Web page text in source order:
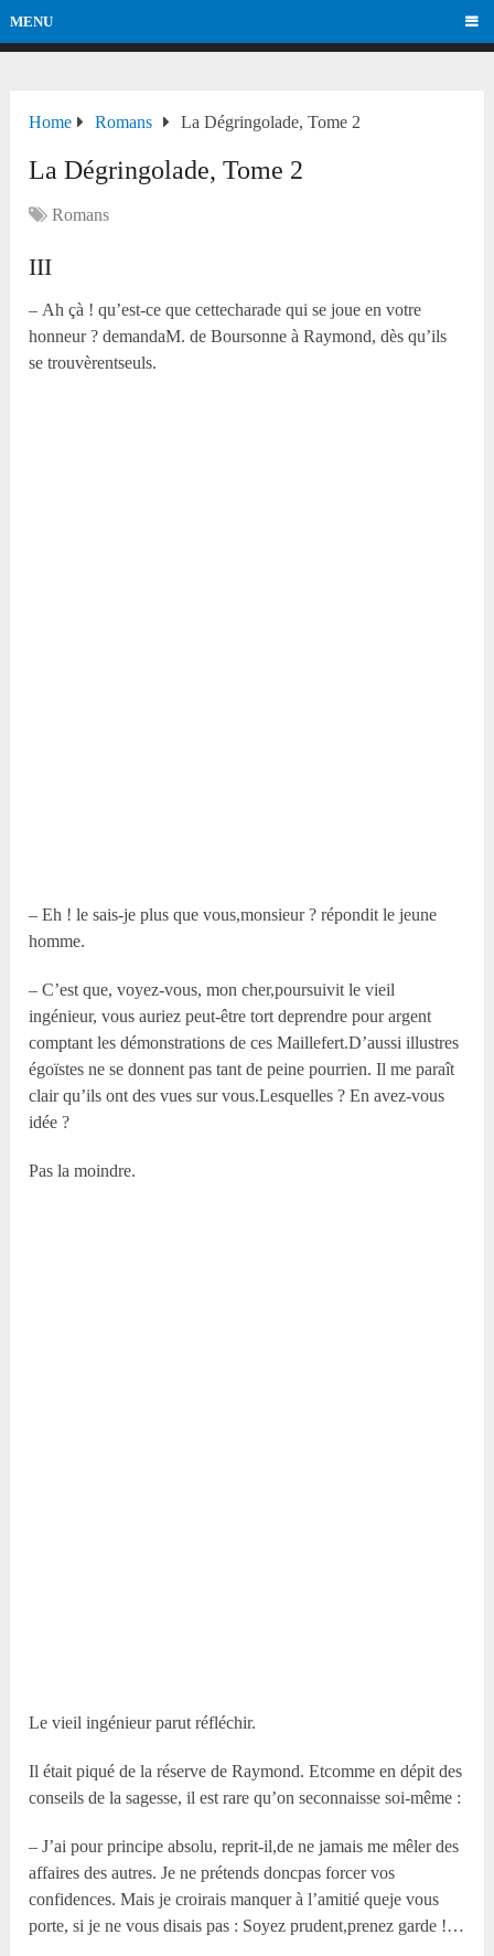
MENU
Home Romans La Dégringolade, Tome 2
La Dégringolade, Tome 2
Romans
III
– Ah çà ! qu’est-ce que cettecharade qui se joue en votre
honneur ? demandaM. de Boursonne à Raymond, dès qu’ils
se trouvèrentseuls.
– Eh ! le sais-je plus que vous,monsieur ? répondit le jeune
homme.
– C’est que, voyez-vous, mon cher,poursuivit le vieil
ingénieur, vous auriez peut-être tort deprendre pour argent
comptant les démonstrations de ces Maillefert.D’aussi illustres
égoïstes ne se donnent pas tant de peine pourrien. Il me paraît
clair qu’ils ont des vues sur vous.Lesquelles ? En avez-vous
idée ?
Pas la moindre.
Le vieil ingénieur parut réfléchir.
Il était piqué de la réserve de Raymond. Etcomme en dépit des
conseils de la sagesse, il est rare qu’on seconnaisse soi-même :
– J’ai pour principe absolu, reprit-il,de ne jamais me mêler des
affaires des autres. Je ne prétends doncpas forcer vos
confidences. Mais je croirais manquer à l’amitié queje vous
porte, si je ne vous disais pas : Soyez prudent,prenez garde !…